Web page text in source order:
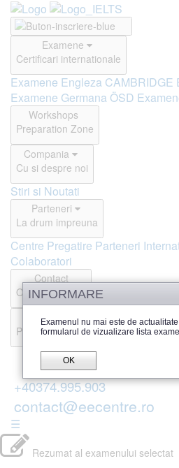
Examene
Certificari internationale
Examene Engleza CAMBRIDGE
Examene Germana ÖSD
Workshops
Preparation Zone
Compania
Cu si despre noi
Stiri si Noutati
Parteneri
La drum impreuna
Centre Pregatire Parteneri
Colaboratori
Contact
Offline si Online
Recenzii
Parerea publicului
+40374.995.903
contact@eecentre.ro
☰
Rezumat al examenului selectat
INFORMARE
Examenul nu mai este de
formularul de vizualizare lista
OK